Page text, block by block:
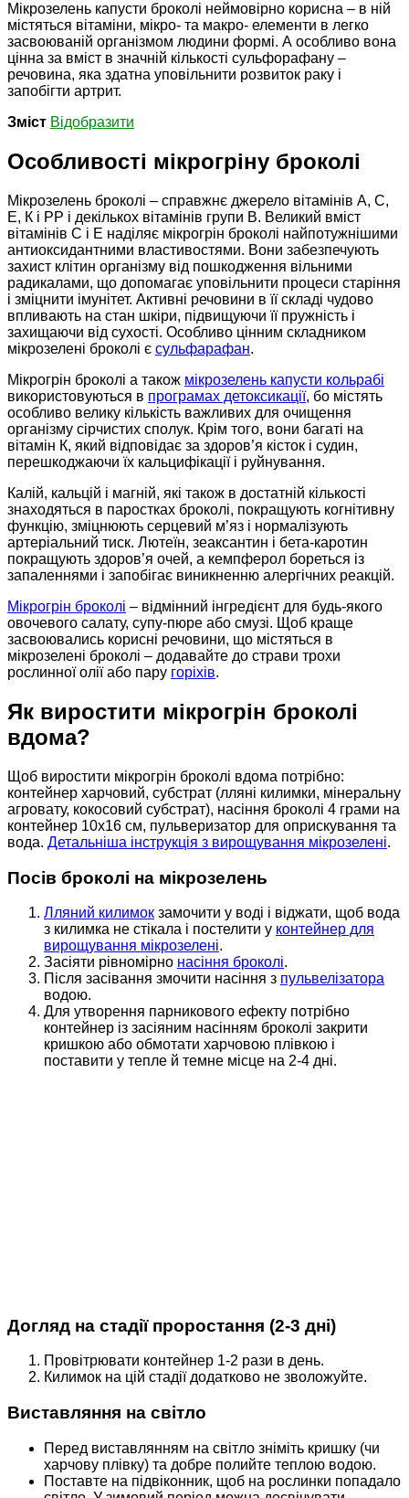
Мікрозелень капусти броколі неймовірно корисна – в ній
містяться вітаміни, мікро- та макро- елементи в легко
засвоюваній організмом людини формі. А особливо вона
цінна за вміст в значній кількості сульфорафану –
речовина, яка здатна уповільнити розвиток раку і
запобігти артрит.
Зміст Відобразити
Особливості мікрогріну броколі
Мікрозелень броколі – справжнє джерело вітамінів А, С,
Е, К і РР і декількох вітамінів групи В. Великий вміст
вітамінів С і Е наділяє мікрогрін броколі найпотужнішими
антиоксидантними властивостями. Вони забезпечують
захист клітин організму від пошкодження вільними
радикалами, що допомагає уповільнити процеси старіння
і зміцнити імунітет. Активні речовини в її складі чудово
впливають на стан шкіри, підвищуючи її пружність і
захищаючи від сухості. Особливо цінним складником
мікрозелені броколі є сульфарафан.
Мікрогрін броколі а також мікрозелень капусти кольрабі
використовуються в програмах детоксикації, бо містять
особливо велику кількість важливих для очищення
організму сірчистих сполук. Крім того, вони багаті на
вітамін К, який відповідає за здоров’я кісток і судин,
перешкоджаючи їх кальцифікації і руйнування.
Калій, кальцій і магній, які також в достатній кількості
знаходяться в паростках броколі, покращують когнітивну
функцію, зміцнюють серцевий м’яз і нормалізують
артеріальний тиск. Лютеїн, зеаксантин і бета-каротин
покращують здоров’я очей, а кемпферол бореться із
запаленнями і запобігає виникненню алергічних реакцій.
Мікрогрін броколі – відмінний інгредієнт для будь-якого
овочевого салату, супу-пюре або смузі. Щоб краще
засвоювались корисні речовини, що містяться в
мікрозелені броколі – додавайте до страви трохи
рослинної олії або пару горіхів.
Як виростити мікрогрін броколі
вдома?
Щоб виростити мікрогрін броколі вдома потрібно:
контейнер харчовий, субстрат (лляні килимки, мінеральну
агровату, кокосовий субстрат), насіння броколі 4 грами на
контейнер 10х16 см, пульверизатор для оприскування та
вода. Детальніша інструкція з вирощування мікрозелені.
Посів броколі на мікрозелень
Лляний килимок замочити у воді і віджати, щоб вода
з килимка не стікала і постелити у контейнер для
вирощування мікрозелені.
Засіяти рівномірно насіння броколі.
Після засівання змочити насіння з пульвелізатора
водою.
Для утворення парникового ефекту потрібно
контейнер із засіяним насінням броколі закрити
кришкою або обмотати харчовою плівкою і
поставити у тепле й темне місце на 2-4 дні.
Догляд на стадії проростання (2-3 дні)
Провітрювати контейнер 1-2 рази в день.
Килимок на цій стадії додатково не зволожуйте.
Виставляння на світло
Перед виставлянням на світло зніміть кришку (чи
харчову плівку) та добре полийте теплою водою.
Поставте на підвіконник, щоб на рослинки попадало